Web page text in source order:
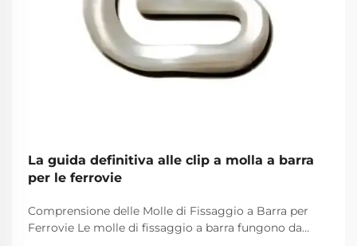
La guida definitiva alle clip a molla a barra
per le ferrovie
Comprensione delle Molle di Fissaggio a Barra per
Ferrovie Le molle di fissaggio a barra fungono da